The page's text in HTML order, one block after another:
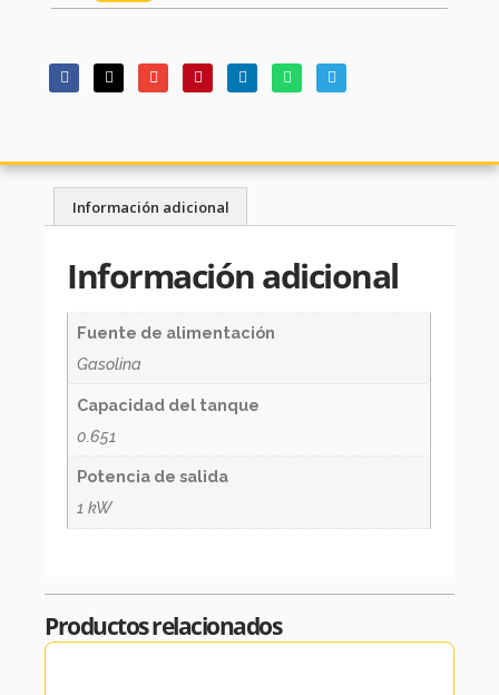
Información adicional
Información adicional
Fuente de alimentación
Gasolina
Capacidad del tanque
0.651
Potencia de salida
1 kW
Productos relacionados